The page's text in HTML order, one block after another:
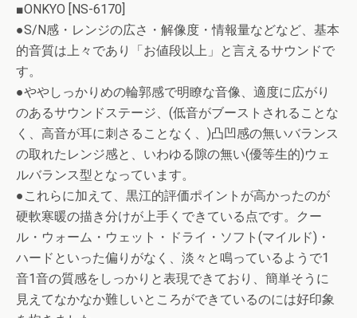
■ONKYO [NS-6170]
●S/N感・レンジの広さ・解像度・情報量などなど、基本
的音質は上々であり「お値段以上」と言えるサウンドで
す。
●ややしっかりめの輪郭感で明瞭な音像、適度に広がり
のあるサウンドステージ、(低音がブーストされることな
く、高音が耳に刺さることなく、)凸凹感の無いバランス
の取れたレンジ感と、いわゆる隙の無い(優等生的)ウェ
ルバランス型となっています。
●これらに加えて、黒江的評価ポイントが高かったのが
硬軟寒暖の描き分けが上手くできている点です。クー
ル・ウォーム・ウェット・ドライ・ソフト(マイルド)・
ハードといった偏りがなく、淡々と鳴っているようで1
音1音の質感をしっかりと表現できており、簡単そうに
見えてなかなか難しいところができているのには好印象